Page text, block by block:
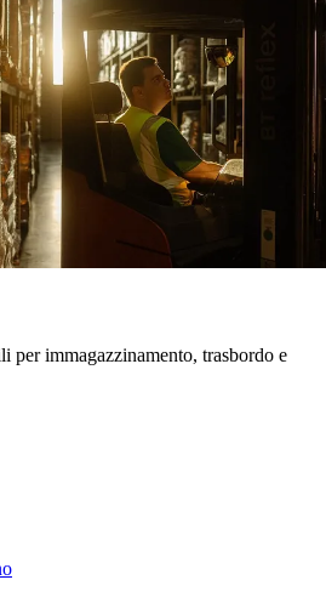
per immagazzinamento, trasbordo e